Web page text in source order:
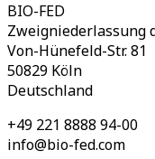
BIO-FED
Zweigniederlassung
Von-Hünefeld-Str. 81
50829 Köln
Deutschland
+49 221 8888 94-00
info@bio-fed.com